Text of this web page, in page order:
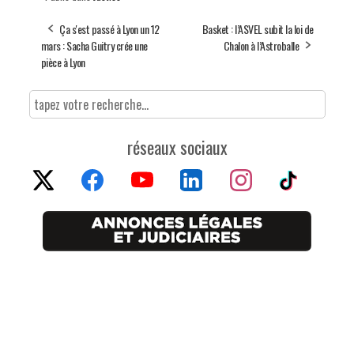
Ça s'est passé à Lyon un 12
mars : Sacha Guitry crée une
pièce à Lyon
Basket : l’ASVEL subit la loi de
Chalon à l’Astroballe
réseaux sociaux